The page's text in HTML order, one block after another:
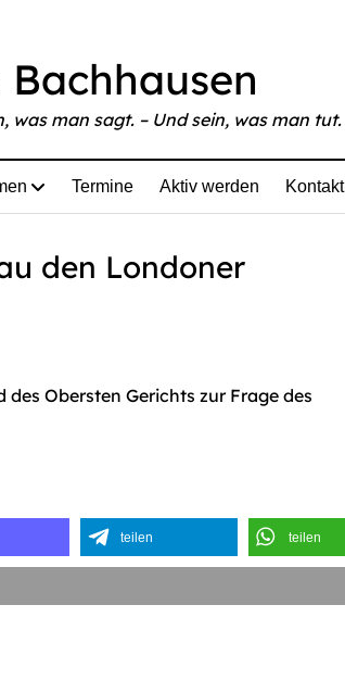
Bachhausen
was man sagt. – Und sein, was man tut.
Termine Aktiv werden Kontakt
den Londoner
Obersten Gerichts zur Frage des
teilen teilen